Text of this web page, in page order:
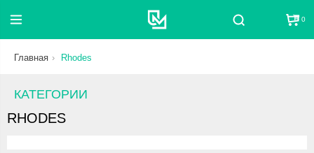
Поиск 0
Главная Rhodes
КАТЕГОРИИ
RHODES